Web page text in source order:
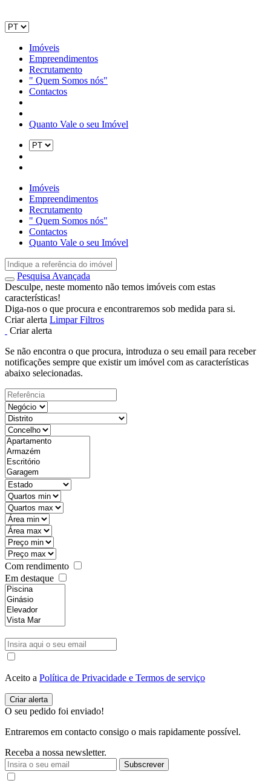
Imóveis
Empreendimentos
Recrutamento
" Quem Somos nós"
Contactos
Quanto Vale o seu Imóvel
Imóveis
Empreendimentos
Recrutamento
" Quem Somos nós"
Contactos
Quanto Vale o seu Imóvel
Pesquisa Avançada
Desculpe, neste momento não temos imóveis com estas
características!
Diga-nos o que procura e encontraremos sob medida para si.
Criar alerta Limpar Filtros
Criar alerta
Se não encontra o que procura, introduza o seu email para receber
notificações sempre que existir um imóvel com as características
abaixo selecionadas.
Com rendimento
Em destaque
Aceito a Política de Privacidade e Termos de serviço
O seu pedido foi enviado!
Entraremos em contacto consigo o mais rapidamente possível.
Receba a nossa newsletter.
Subscrever